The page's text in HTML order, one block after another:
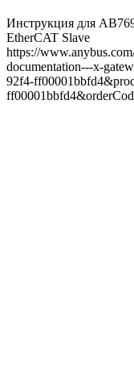
Инструкция для
EtherCAT Slave
https://
documentation---x-
92f4-